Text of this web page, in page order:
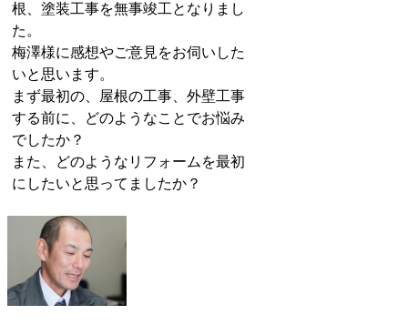
根、塗装工事を無事竣工となりまし
た。
梅澤様に感想やご意見をお伺いした
いと思います。
まず最初の、屋根の工事、外壁工事
する前に、どのようなことでお悩み
でしたか？
また、どのようなリフォームを最初
にしたいと思ってましたか？